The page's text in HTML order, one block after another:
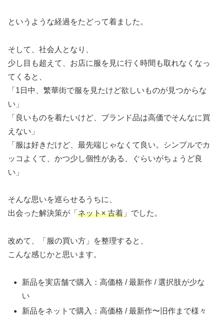
というような経過をたどって着ました。
そして、社会人となり、
少し目も超えて、お店に服を見に行く時間も取れなくなっ
てくると、
「1日中、繁華街で服を見たけど欲しいものが見つからな
い」
「良いものを着たいけど、ブランド品は高価でそんなに買
えない」
「服は好きだけど、最先端じゃなくて良い。シンプルでカ
ッコよくて、かつ少し個性がある、ぐらいがちょうど良
い」
そんな思いを巡らせるうちに、
出会った解決策が「 ネット× 古着 」でした。
改めて、「服の買い方」を整理すると、
こんな感じかと思います。
新品を実店舗で購入：高価格 / 最新作 / 選択肢が少な
い
新品をネットで購入：高価格 / 最新作〜旧作まで様々